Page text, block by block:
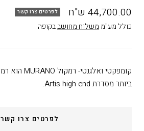
מחיר
בהנחה
44,700.00 ש"ח לפרטים צרו קשר
כולל מע"מ משלוח מחושבבקופה
ביותר מסדרת Artis high end.
לפרטים צרו קשר